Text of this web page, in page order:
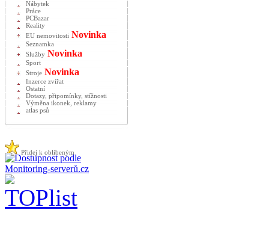
Nábytek
Práce
PCBazar
Reality
EU nemovitosti Novinka
Seznamka
Služby Novinka
Sport
Stroje Novinka
Inzerce zvířat
Ostatní
Dotazy, připomínky, stížnosti
Výměna ikonek, reklamy
atlas psů
Přidej k oblíbeným